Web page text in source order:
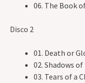
06. The Book
Disco 2
01. Death or
02. Shadows
03. Tears of a